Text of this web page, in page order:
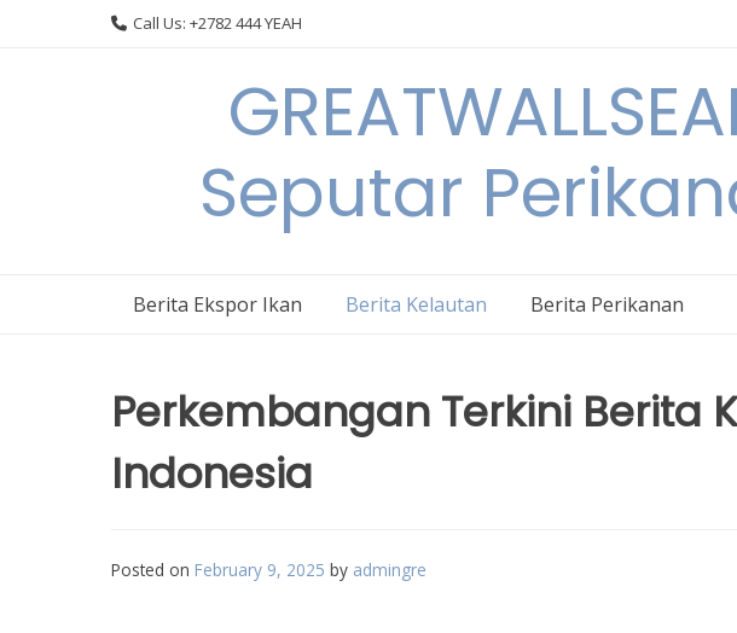
Call Us: +2782 444 YEAH
Seputar
Berita Ekspor Ikan Berita Kelautan Berita Perikanan
Perkembangan Terkini Berita
Indonesia
Posted on February 9, 2025 by admingre